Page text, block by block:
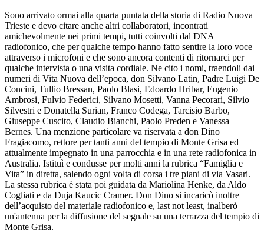
Sono arrivato ormai alla quarta puntata della storia di Radio Nuova
Trieste e devo citare anche altri collaboratori, incontrati
amichevolmente nei primi tempi, tutti coinvolti dal DNA
radiofonico, che per qualche tempo hanno fatto sentire la loro voce
attraverso i microfoni e che sono ancora contenti di ritornarci per
qualche intervista o una visita cordiale. Ne cito i nomi, traendoli dai
numeri di Vita Nuova dell’epoca, don Silvano Latin, Padre Luigi De
Concini, Tullio Bressan, Paolo Blasi, Edoardo Hribar, Eugenio
Ambrosi, Fulvio Federici, Silvano Mosetti, Vanna Pecorari, Silvio
Silvestri e Donatella Surian, Franco Codega, Tarcisio Barbo,
Giuseppe Cuscito, Claudio Bianchi, Paolo Preden e Vanessa
Bernes. Una menzione particolare va riservata a don Dino
Fragiacomo, rettore per tanti anni del tempio di Monte Grisa ed
attualmente impegnato in una parrocchia e in una rete radiofonica in
Australia. Istituì e condusse per molti anni la rubrica “Famiglia e
Vita” in diretta, salendo ogni volta di corsa i tre piani di via Vasari.
La stessa rubrica è stata poi guidata da Mariolina Henke, da Aldo
Cogliati e da Duja Kaucic Cramer. Don Dino si incaricò inoltre
dell’acquisto del materiale radiofonico e, last not least, inalberò
un'antenna per la diffusione del segnale su una terrazza del tempio di
Monte Grisa.